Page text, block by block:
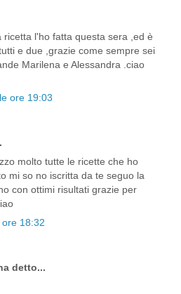
ricetta l'ho fatta questa sera ,ed è
e due ,grazie come sempre sei
Marilena e Alessandra .ciao
ore 19:03
molto tutte le ricette che ho
mi so no iscritta da te seguo la
con ottimi risultati grazie per
18:32
detto...